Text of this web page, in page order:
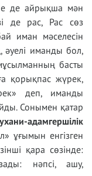
де айрықша мән
де рас, Рас сөз
иман мәселесін
әуелі иманды бол,
басты
қорықпас жүрек,
деп, иманды
Сонымен қатар
адамгершілік
ұғымын енгізген
қара сөзінде:
нәпсі, ашу,